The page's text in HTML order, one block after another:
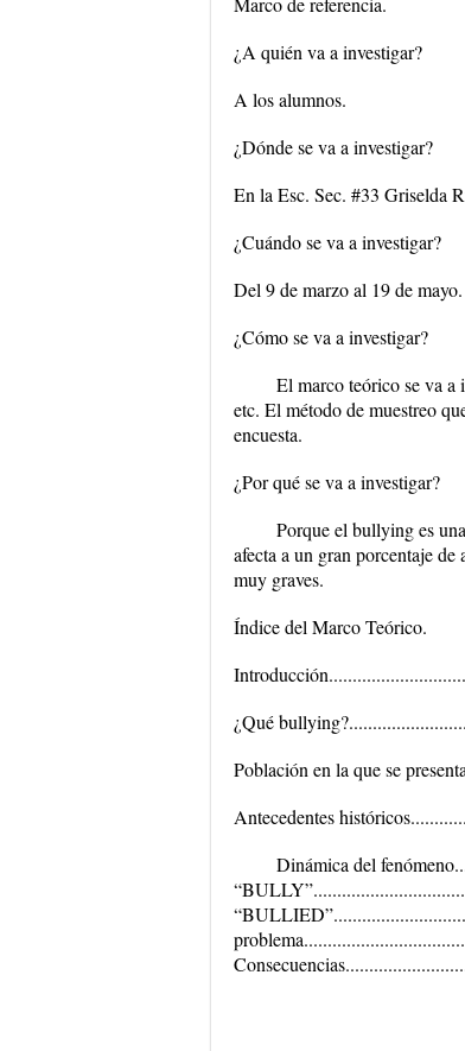
¿A quién va a investigar?
A los alumnos.
¿Dónde se va a investigar?
En la Esc. Sec. #33 Griselda
¿Cuándo se va a investigar?
Del 9 de marzo al 19 de mayo.
¿Cómo se va a investigar?
El marco teórico se va a
etc. El método de muestreo
encuesta.
¿Por qué se va a investigar?
Porque el bullying es
afecta a un gran porcentaje
muy graves.
Índice del Marco Teórico.
¿Qué
Población en la que se
Antecedentes
Dinámica del